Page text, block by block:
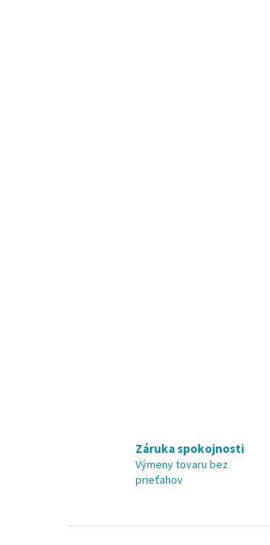
Záruka spokojnosti
Výmeny tovaru bez
prieťahov